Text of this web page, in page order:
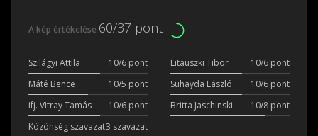
A kép értékelése 60/37 pont
Szilágyi Attila 10/6 pont Litauszki Tibor
10/6 pont
Máté Bence
10/5 pont Suhayda László
10/6 pont
ifj. Vitray Tamás
10/6 pont Britta Jaschinski
10/8 pont
Közönség szavazat3 szavazat